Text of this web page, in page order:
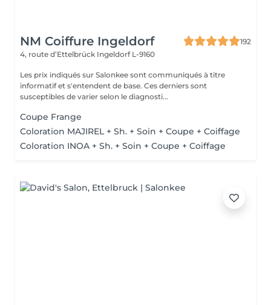
NM Coiffure Ingeldorf
192
4, route d’Ettelbrück Ingeldorf L-9160
Les prix indiqués sur Salonkee sont communiqués à titre
informatif et s'entendent de base. Ces derniers sont
susceptibles de varier selon le diagnosti...
Coupe Frange
Coloration MAJIREL + Sh. + Soin + Coupe + Coiffage
Coloration INOA + Sh. + Soin + Coupe + Coiffage